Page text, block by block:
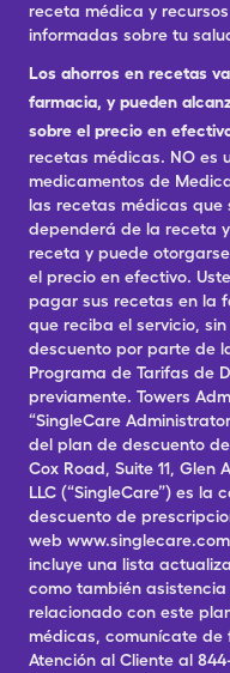
receta médica y
informadas sobre tu
Los ahorros en recetas
farmacia, y pueden
sobre el precio en
recetas médicas. NO es
medicamentos de
las recetas médicas que
dependerá de la receta
receta y puede
el precio en efectivo.
pagar sus recetas en la
que reciba el servicio,
descuento por parte de
Programa de Tarifas de
previamente. Towers
“SingleCare
del plan de descuento
Cox Road, Suite 11, Glen
LLC (“SingleCare”) es
descuento de
web
incluye una lista
como también
relacionado con este
médicas, comunícate de
Atención al Cliente al